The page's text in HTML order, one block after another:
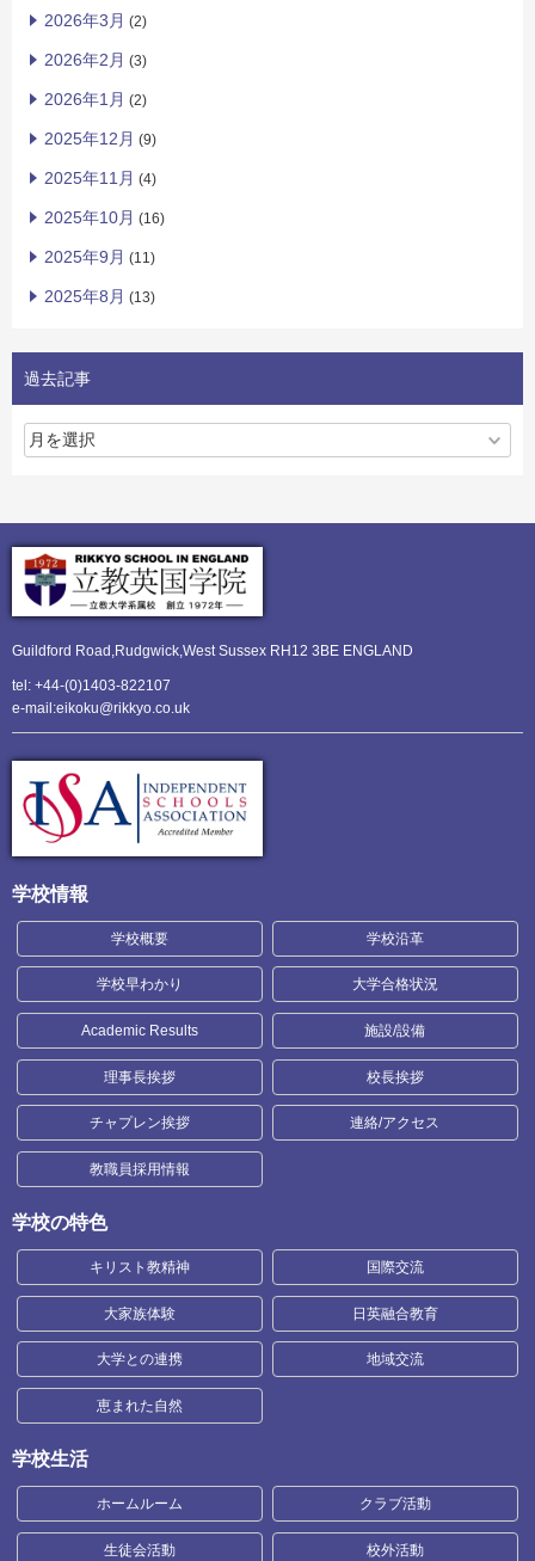
2026年3月 (2)
2026年2月 (3)
2026年1月 (2)
2025年12月 (9)
2025年11月 (4)
2025年10月 (16)
2025年9月 (11)
2025年8月 (13)
過去記事
Guildford Road,Rudgwick,West Sussex RH12 3BE ENGLAND
tel: +44-(0)1403-822107
e-mail:eikoku@rikkyo.co.uk
学校情報
学校概要 学校沿革
学校早わかり 大学合格状況
Academic Results 施設/設備
理事長挨拶 校長挨拶
チャプレン挨拶 連絡/アクセス
教職員採用情報
学校の特色
キリスト教精神 国際交流
大家族体験 日英融合教育
大学との連携 地域交流
恵まれた自然
学校生活
ホームルーム クラブ活動
生徒会活動 校外活動